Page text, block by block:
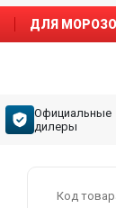
ДЛЯ
Официальные
дилеры
Код